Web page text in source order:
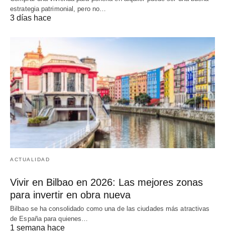
estrategia patrimonial, pero no…
3 días hace
ACTUALIDAD
Vivir en Bilbao en 2026: Las mejores zonas
para invertir en obra nueva
Bilbao se ha consolidado como una de las ciudades más atractivas
de España para quienes…
1 semana hace